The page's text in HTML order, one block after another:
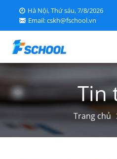
Hà Nội, Thứ sáu, 7/8/2026
Email: cskh@fschool.vn
Giới thiệu
Tin tức
Tin
Trang chủ